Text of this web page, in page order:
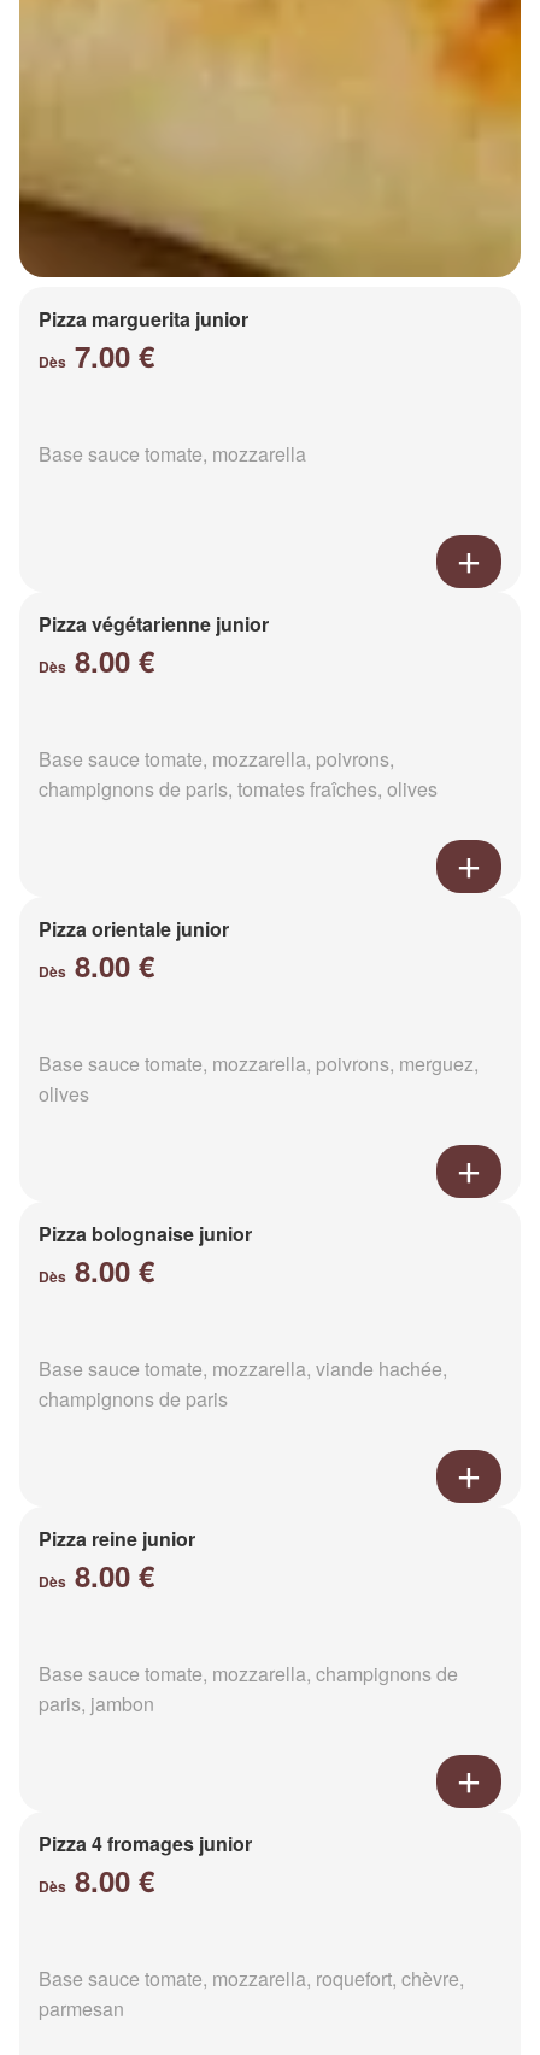
Pizza marguerita junior
Dès 7.00 €
Base sauce tomate, mozzarella
Pizza végétarienne junior
Dès 8.00 €
Base sauce tomate, mozzarella, poivrons,
champignons de paris, tomates fraîches, olives
Pizza orientale junior
Dès 8.00 €
Base sauce tomate, mozzarella, poivrons, merguez,
olives
Pizza bolognaise junior
Dès 8.00 €
Base sauce tomate, mozzarella, viande hachée,
champignons de paris
Pizza reine junior
Dès 8.00 €
Base sauce tomate, mozzarella, champignons de
paris, jambon
Pizza 4 fromages junior
Dès 8.00 €
Base sauce tomate, mozzarella, roquefort, chèvre,
parmesan